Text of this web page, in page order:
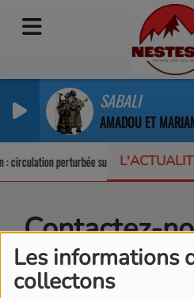
Les informations
collectons
SABALI
AMADOU ET
circulation perturbée sur la RD123
Contactez-